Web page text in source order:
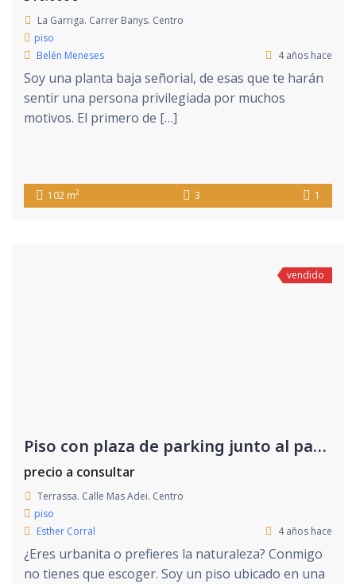
La Garriga. Carrer Banys. Centro
piso
Belén Meneses
4 años hace
Soy una planta baja señorial, de esas que te harán
sentir una persona privilegiada por muchos
motivos. El primero de […]
102 m2 3 1
vendido
Piso con plaza de parking junto al parque de Vallparadis
precio a consultar
Terrassa. Calle Mas Adei. Centro
piso
Esther Corral
4 años hace
¿Eres urbanita o prefieres la naturaleza? Conmigo
no tienes que escoger. Soy un piso ubicado en una